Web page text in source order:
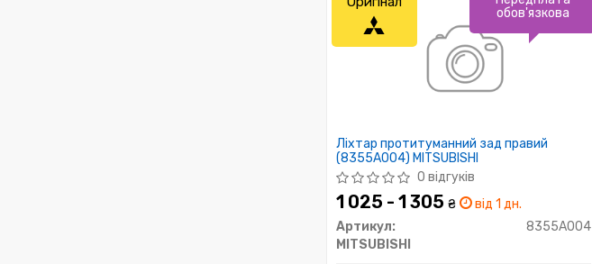
Ліхтар протитуманний зад правий
(8355A004) MITSUBISHI
0 відгуків
1 025 - 1 305 ₴
від 1 дн.
Артикул:
8355A004
MITSUBISHI
обов'язкова